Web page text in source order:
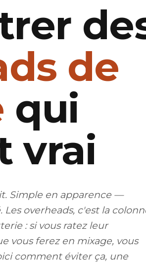
de
qui
vrai
Simple en apparence —
overheads, c'est la
: si vous ratez leur
vous ferez en mixage, vous
comment éviter ça, une